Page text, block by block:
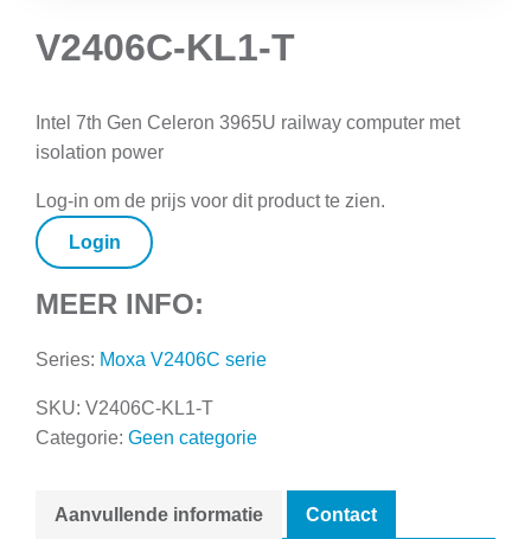
V2406C-KL1-T
Intel 7th Gen Celeron 3965U railway computer met
isolation power
Log-in om de prijs voor dit product te zien.
Login
MEER INFO:
Series: Moxa V2406C serie
SKU: V2406C-KL1-T
Categorie: Geen categorie
Aanvullende informatie Contact